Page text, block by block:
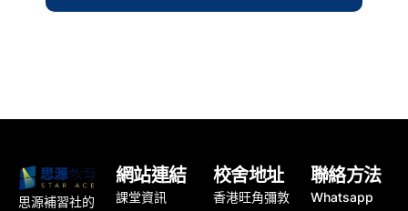
思源補習社的
網站連結
課堂資訊
校舍地址
香港旺角彌敦
聯絡方法
Whatsapp